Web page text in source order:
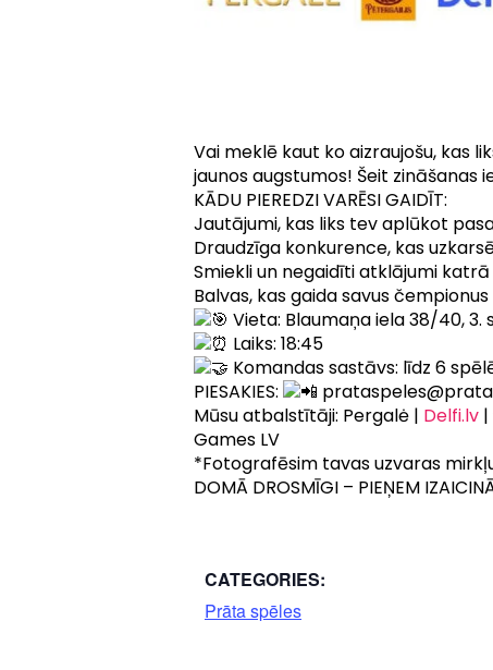
Vai meklē kaut ko aizraujošu, kas
jaunos augstumos! Šeit zināšanas
KĀDU PIEREDZI VARĒSI GAIDĪT:
Jautājumi, kas liks tev aplūkot
Draudzīga konkurence, kas
Smiekli un negaidīti atklājumi
Balvas, kas gaida savus čempionus
Vieta: Blaumaņa iela 38/40, 3.
Laiks: 18:45
Komandas sastāvs: līdz 6
PIESAKIES:
Mūsu atbalstītāji: Pergalė | Delfi.lv |
Games LV
*Fotografēsim tavas uzvaras
DOMĀ DROSMĪGI – PIEŅEM
CATEGORIES:
Prāta spēles